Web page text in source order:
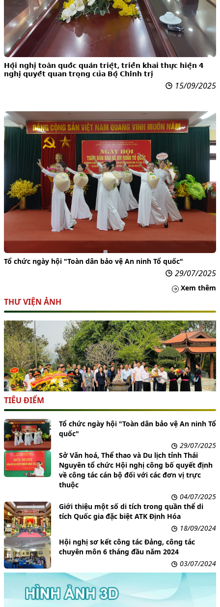
𝗛𝗼̣̂𝗶 𝗻𝗴𝗵𝗶̣ 𝘁𝗼𝗮̀𝗻 𝗾𝘂𝗼̂́𝗰 𝗾𝘂𝗮́𝗻 𝘁𝗿𝗶𝗲̣̂𝘁, 𝘁𝗿𝗶𝗲̂̉𝗻 𝗸𝗵𝗮𝗶 𝘁𝗵𝘂̛̣𝗰 𝗵𝗶𝗲̣̂𝗻 𝟰
𝗻𝗴𝗵𝗶̣ 𝗾𝘂𝘆𝗲̂́𝘁 𝗾𝘂𝗮𝗻 𝘁𝗿𝗼̣𝗻𝗴 𝗰𝘂̉𝗮 𝗕𝗼̣̂ 𝗖𝗵𝗶́𝗻𝗵 𝘁𝗿𝗶̣
15/09/2025
Tổ chức ngày hội "Toàn dân bảo vệ An ninh Tổ quốc"
29/07/2025
Xem thêm
THƯ VIỆN ẢNH
TIÊU ĐIỂM
Tổ chức ngày hội "Toàn dân bảo vệ An ninh Tổ
quốc"
29/07/2025
Sở Văn hoá, Thể thao và Du lịch tỉnh Thái
Nguyên tổ chức Hội nghị công bố quyết định
về công tác cán bộ đối với các đơn vị trực
thuộc
04/07/2025
Giới thiệu một số di tích trong quần thể di
tích Quốc gia đặc biệt ATK Định Hóa
18/09/2024
Hội nghị sơ kết công tác Đảng, công tác
chuyên môn 6 tháng đầu năm 2024
03/07/2024